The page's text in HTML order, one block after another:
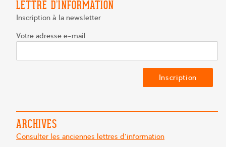
LETTRE D’INFORMATION
Inscription à la newsletter
Votre adresse e-mail
ARCHIVES
Consulter les anciennes lettres d'information